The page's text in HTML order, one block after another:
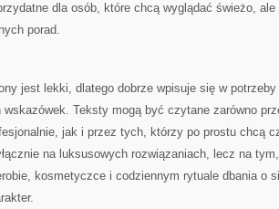
dla osób, które chcą wyglądać świeżo,
porad.
jest lekki, dlatego dobrze wpisuje się w
Teksty mogą być czytane zarówno
jak i przez tych, którzy po prostu chcą
na luksusowych rozwiązaniach, lecz na
kosmetyczce i codziennym rytuale dbania o